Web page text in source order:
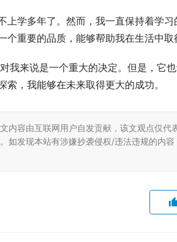
上学多年了。然而，我一直保持着学
个重要的品质，能够帮助我在生活中取
我来说是一个重大的决定。但是，它
索，我能够在未来取得更大的成功。
内容由互联网用户自发贡献，该文观点仅
如发现本站有涉嫌抄袭侵权/违法违规的内